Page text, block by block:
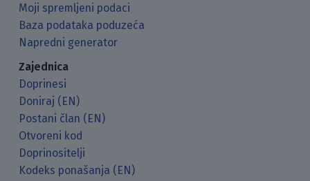
Moji spremljeni podaci
Baza podataka poduzeća
Napredni generator
Zajednica
Doprinesi
Doniraj (EN)
Postani član (EN)
Otvoreni kod
Doprinositelji
Kodeks ponašanja (EN)